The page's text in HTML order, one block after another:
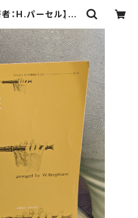
者：H.パーセル】出
Collective